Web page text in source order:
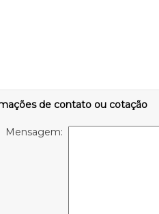
de contato ou cotação
Mensagem: